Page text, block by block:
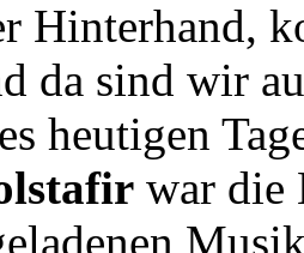
Hinterhand,
da sind wir
heutigen
war die